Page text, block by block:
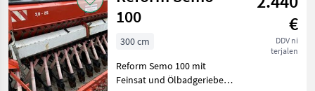
100
€
DDV ni
terjalen
300 cm
Reform Semo 100 mit
Feinsat und Ölbadgeriebe